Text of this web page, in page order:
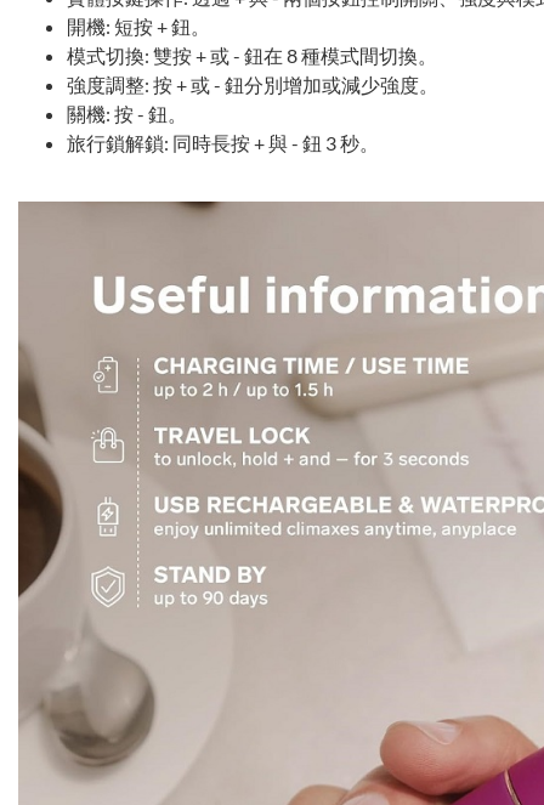
開機: 短按 + 鈕。
模式切換: 雙按 + 或 - 鈕在 8 種模式間切換。
強度調整: 按 + 或 - 鈕分別增加或減少強度。
關機: 按 - 鈕。
旅行鎖解鎖: 同時長按 + 與 - 鈕 3 秒。